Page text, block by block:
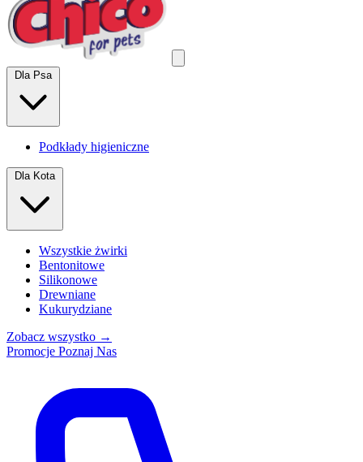
Dla Psa
Podkłady higieniczne
Dla Kota
Wszystkie żwirki
Bentonitowe
Silikonowe
Drewniane
Kukurydziane
Zobacz wszystko →
Promocje Poznaj Nas